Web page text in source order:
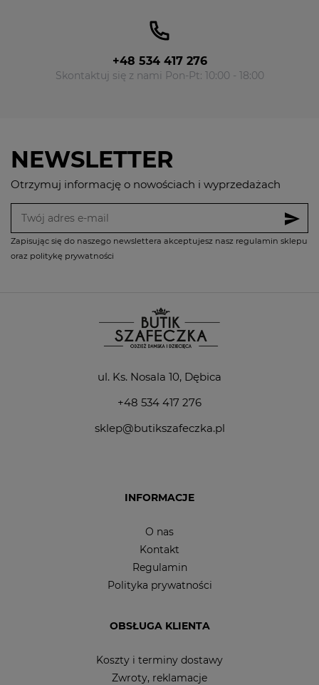
+48 534 417 276
Skontaktuj się z nami Pon-Pt: 10:00 - 18:00
NEWSLETTER
Otrzymuj informację o nowościach i wyprzedażach
send
Zapisując się do naszego newslettera akceptujesz nasz regulamin sklepu
oraz politykę prywatności
ul. Ks. Nosala 10, Dębica
+48 534 417 276
sklep@butikszafeczka.pl
INFORMACJE
O nas
Kontakt
Regulamin
Polityka prywatności
OBSŁUGA KLIENTA
Koszty i terminy dostawy
Zwroty, reklamacje